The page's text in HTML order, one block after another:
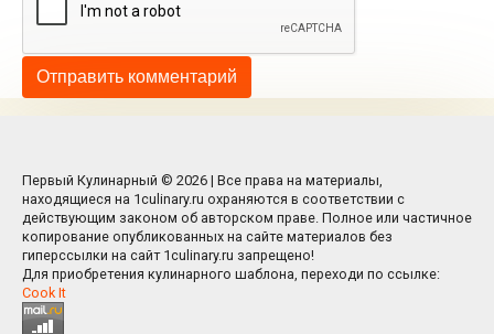
Первый Кулинарный © 2026 | Все права на материалы,
находящиеся на 1culinary.ru охраняются в соответствии с
действующим законом об авторском праве. Полное или частичное
копирование опубликованных на сайте материалов без
гиперссылки на сайт 1culinary.ru запрещено!
Для приобретения кулинарного шаблона, переходи по ссылке:
Cook It